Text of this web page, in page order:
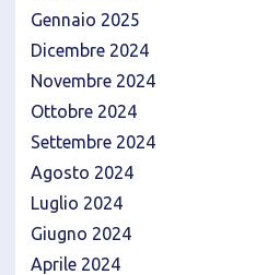
Gennaio 2025
Dicembre 2024
Novembre 2024
Ottobre 2024
Settembre 2024
Agosto 2024
Luglio 2024
Giugno 2024
Aprile 2024